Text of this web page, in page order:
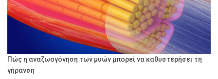
Πώς η αναζωογόνηση των μυών μπορεί να καθυστερήσει τη
γήρανση